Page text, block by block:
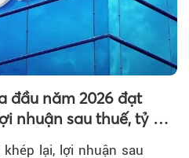
đầu năm 2026 đạt
nhuận sau thuế, tỷ lệ
lại, lợi nhuận sau